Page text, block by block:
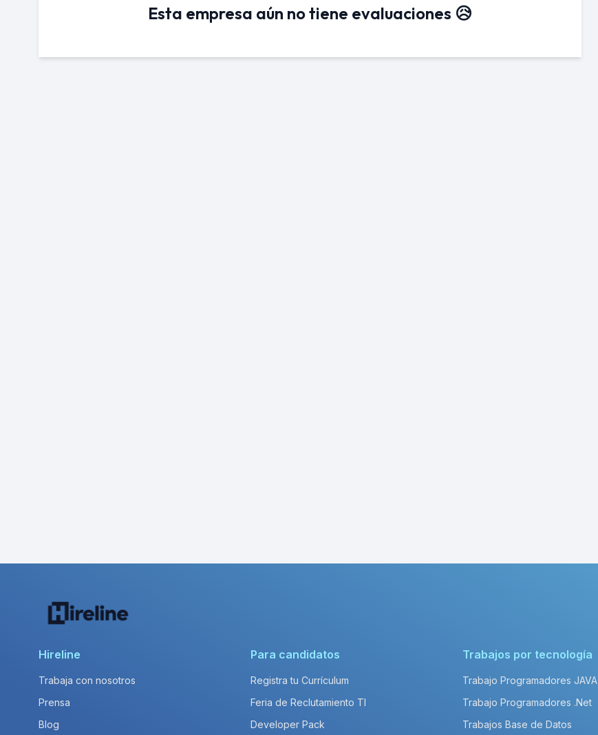
Esta empresa aún no tiene evaluaciones 😥
Hireline
Trabaja con nosotros
Prensa
Blog
Para candidatos
Registra tu Currículum
Feria de Reclutamiento TI
Developer Pack
Trabajos por tecnología
Trabajo Programadores JAVA
Trabajo Programadores .Net
Trabajos Base de Datos